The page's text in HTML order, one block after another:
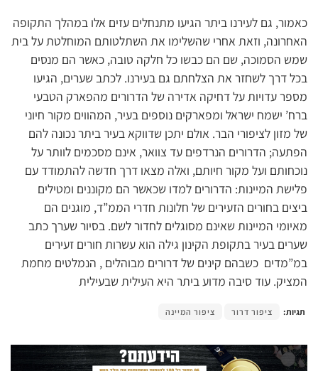
כאמור, גם לעירנו ביתר הגיעו מתנחלים עזים אלו במהלך התקופה
האחרונה, וזאת אחרי שהשלימו את השתלטותם המוחלטת על בית
שמש הסמוכה, שם הם כבשו כל חלקה טובה, כאשר הם מנסים
בכל דרך לשחזר את הצלחתם גם בעירנו. לכתב שערים, הגיעו
מספר עדויות על דחיקה אדירה של הדרורים מהפארק הטבעי
ברח’ ישמח ישראל ומפארקים נוספים בעיר, המהווים מקור חיוני
של מזון לציפורי הבר. אולם יתכן שדווקא בעיר ביתר נכונה להם
הפתעה; הדרורים הנרדפים עד צוואר, אינם מסכמים לוותר על
נוכחותם ועל מקור חיותם, ואלה מצאו דרך חדשה להתמודד עם
פלישת המיינות: הדרורים למדו שכאשר הם מקוננים ומטילים
ביצים בחורים הזעירים של חלונות חדרי הממ”ד, מוגנים הם
מאיומי המיינות שאינם מסוגלים לחדור לשם. בסיור שערך כתב
שערים בעיר בתקופת הקינון גילה הוא עשרות חורים זעירים
במ”מדים כשבהם קינים של דרורים מבוהלים , הנמלטים מחמת
המציק. עוד סיבה מדוע ביתר היא העילית שבעילית
תגיות: ציפור דרור ציפור המיינה